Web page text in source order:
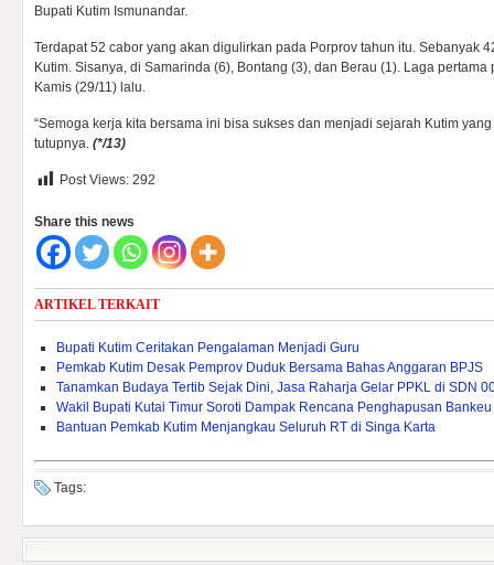
Bupati Kutim Ismunandar.
Terdapat 52 cabor yang akan digulirkan pada Porprov tahun itu. Sebanyak
Kutim. Sisanya, di Samarinda (6), Bontang (3), dan Berau (1). Laga
Kamis (29/11) lalu.
“Semoga kerja kita bersama ini bisa sukses dan menjadi sejarah Kutim
tutupnya. (*/13)
Post Views: 292
Share this news
ARTIKEL TERKAIT
Bupati Kutim Ceritakan Pengalaman Menjadi Guru
Pemkab Kutim Desak Pemprov Duduk Bersama Bahas Anggaran BPJS
Tanamkan Budaya Tertib Sejak Dini, Jasa Raharja Gelar PPKL di SDN
Wakil Bupati Kutai Timur Soroti Dampak Rencana Penghapusan
Bantuan Pemkab Kutim Menjangkau Seluruh RT di Singa Karta
Tags: